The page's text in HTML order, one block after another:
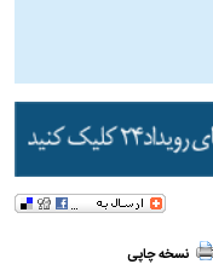
نسخه چاپی